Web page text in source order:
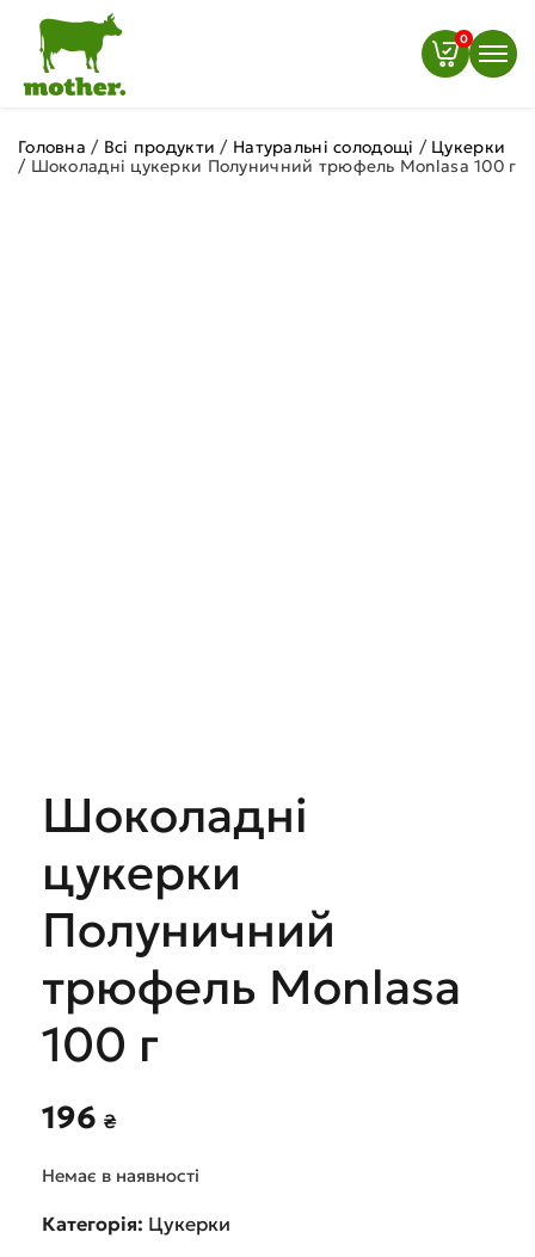
0
Головна / Всі продукти / Натуральні солодощі / Цукерки
/ Шоколадні цукерки Полуничний трюфель Monlasa 100 г
Шоколадні
цукерки
Полуничний
трюфель Monlasa
100 г
196 ₴
Немає в наявності
Категорія: Цукерки